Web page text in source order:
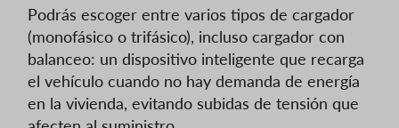
Podrás escoger entre varios tipos de cargador
(monofásico o trifásico), incluso cargador con
balanceo: un dispositivo inteligente que recarga
el vehículo cuando no hay demanda de energía
en la vivienda, evitando subidas de tensión que